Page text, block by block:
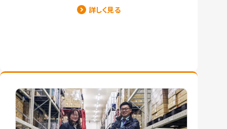
詳しく見る